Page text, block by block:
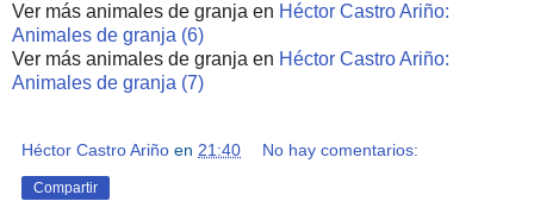
Ver más animales de granja en Héctor Castro Ariño:
Animales de granja (6)
Ver más animales de granja en Héctor Castro Ariño:
Animales de granja (7)
Héctor Castro Ariño en 21:40 No hay comentarios:
Compartir